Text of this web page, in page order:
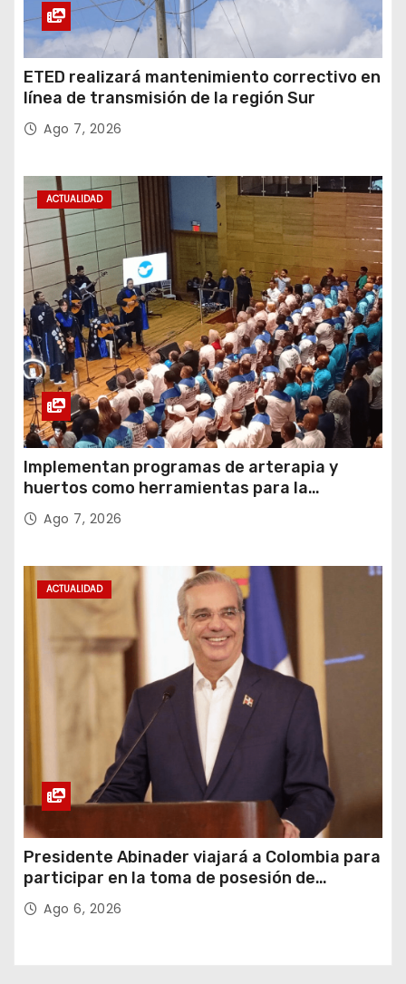
ETED realizará mantenimiento correctivo en
línea de transmisión de la región Sur
Ago 7, 2026
ACTUALIDAD
Implementan programas de arterapia y
huertos como herramientas para la
recuperación y la inclusión social
Ago 7, 2026
ACTUALIDAD
Presidente Abinader viajará a Colombia para
participar en la toma de posesión de
Abelardo de la Espriella
Ago 6, 2026